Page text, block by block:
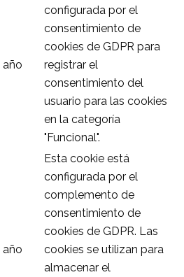
año
configurada por el
consentimiento de
cookies de GDPR para
registrar el
consentimiento del
usuario para las cookies
en la categoría
"Funcional".
año
Esta cookie está
configurada por el
complemento de
consentimiento de
cookies de GDPR. Las
cookies se utilizan para
almacenar el